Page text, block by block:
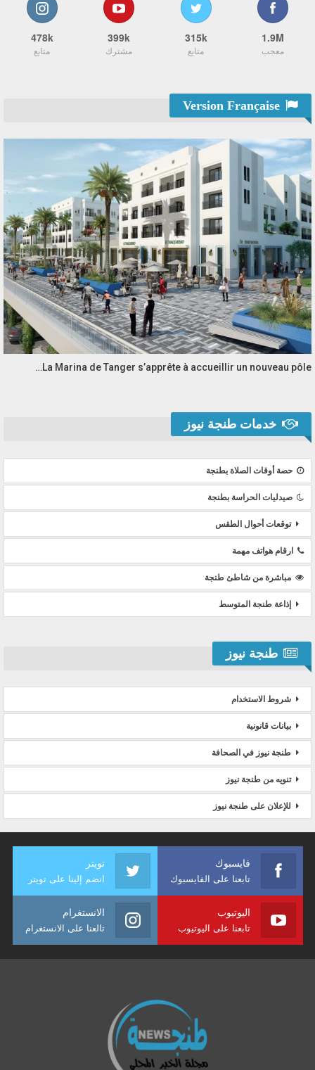
1.9M
معجب
315k
متابع
399k
مشترك
478k
متابع
La Marina de Tanger s’apprête à accueillir un nouveau pôle…
خدمات طنجة نيوز
حصة أوقات الصلاة بطنجة
صيدليات الحراسة بطنجة
توقعات أحوال الطقس
ارقام هواتف مهمة
مباشرة من شاطئ طنجة
إذاعة طنجة المتوسط
طنجة نيوز
شروط الاستخدام
بيانات قانونية
طنجة نيوز في الصحافة
تنويه من طنجة نيوز
للإعلان على طنجة نيوز
فايسبوك
تابعنا على الفايسبوك
تويتر
انضم إلينا على تويتر
اليوتيوب
تابعنا على اليوتيوب
الانستغرام
تالعنا على الانستغرام